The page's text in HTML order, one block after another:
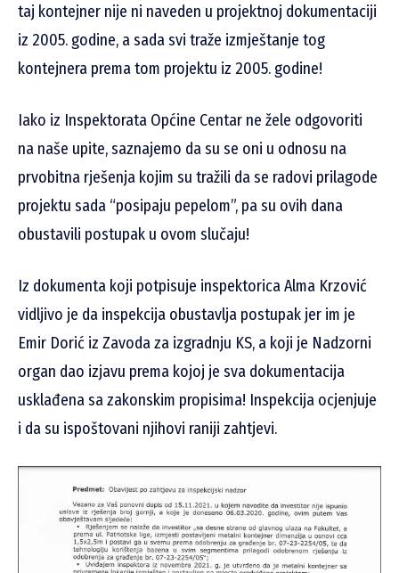
taj kontejner nije ni naveden u projektnoj dokumentaciji
iz 2005. godine, a sada svi traže izmještanje tog
kontejnera prema tom projektu iz 2005. godine!
Iako iz Inspektorata Općine Centar ne žele odgovoriti
na naše upite, saznajemo da su se oni u odnosu na
prvobitna rješenja kojim su tražili da se radovi prilagode
projektu sada “posipaju pepelom”, pa su ovih dana
obustavili postupak u ovom slučaju!
Iz dokumenta koji potpisuje inspektorica Alma Krzović
vidljivo je da inspekcija obustavlja postupak jer im je
Emir Dorić iz Zavoda za izgradnju KS, a koji je Nadzorni
organ dao izjavu prema kojoj je sva dokumentacija
usklađena sa zakonskim propisima! Inspekcija ocjenjuje
i da su ispoštovani njihovi raniji zahtjevi.